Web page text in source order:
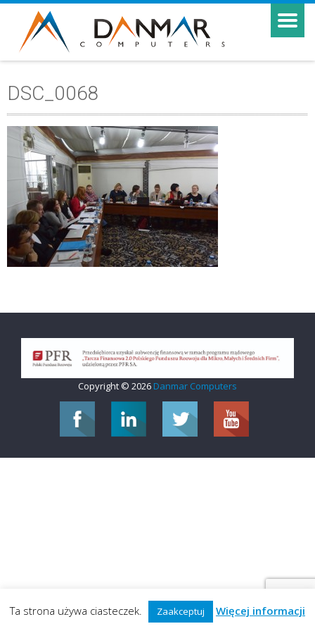
DSC_0068
Copyright © 2026 Danmar Computers
Ta strona używa ciasteczek. Zaakceptuj Więcej informacji